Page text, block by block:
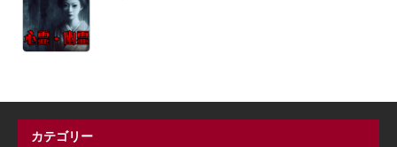
カテゴリー